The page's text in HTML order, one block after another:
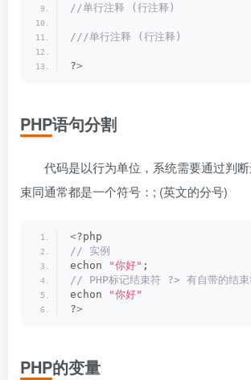
//单行注释 (行注释)
///单行注释 (行注释)
?>
PHP语句分割
代码是以行为单位，系统需要通过判
束同通常都是一个符号：; (英文的分号)
<?php
// 实例
echon
"你好" ;
// PHP标记结束符 ?> 有自带的结束
echon
"你好"
?>
PHP的变量